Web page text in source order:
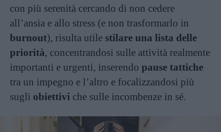
con più serenità cercando di non cedere
all’ansia e allo stress (e non trasformarlo in
burnout), risulta utile stilare una lista delle
priorità, concentrandosi sulle attività realmente
importanti e urgenti, inserendo pause tattiche
tra un impegno e l’altro e focalizzandosi più
sugli obiettivi che sulle incombenze in sé.